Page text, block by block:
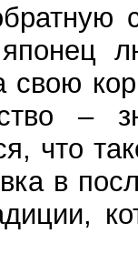
японец
свою
–
что
в